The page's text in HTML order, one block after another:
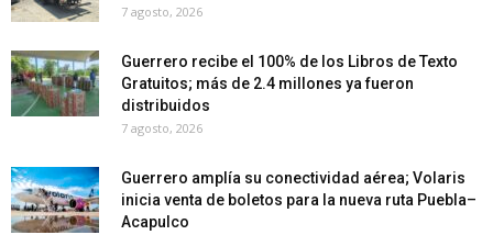
7 agosto, 2026
Guerrero recibe el 100% de los Libros de Texto
Gratuitos; más de 2.4 millones ya fueron
distribuidos
7 agosto, 2026
Guerrero amplía su conectividad aérea; Volaris
inicia venta de boletos para la nueva ruta Puebla–
Acapulco